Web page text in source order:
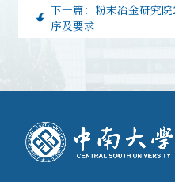
下一篇： 粉末冶金研究
序及要求